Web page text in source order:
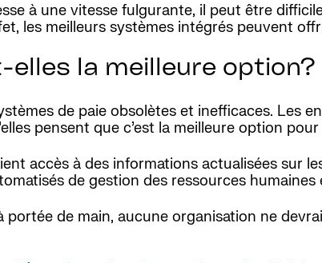
à une vitesse fulgurante, il peut être
les meilleurs systèmes intégrés peuvent
la meilleure option?
de paie obsolètes et inefficaces. Les
pensent que c’est la meilleure option
accès à des informations actualisées sur
de gestion des ressources humaines
portée de main, aucune organisation ne